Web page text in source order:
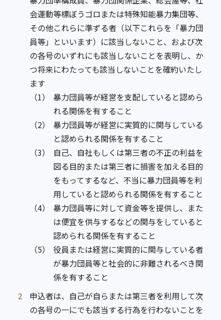
会運動等標ぼうゴロまたは特殊知能暴力集団等、
その他これらに準ずる者（以下これらを「暴力団
員等」といいます）に該当しないこと、および次
の各号のいずれにも該当しないことを表明し、か
つ将来にわたっても該当しないことを確約いたし
ます
（1）
暴力団員等が経営を支配していると認めら
れる関係を有すること
（2）
暴力団員等が経営に実質的に関与している
と認められる関係を有すること
（3）
自己、自社もしくは第三者の不正の利益を
図る目的または第三者に損害を加える目的
をもってするなど、不当に暴力団員等を利
用していると認められる関係を有すること
（4）
暴力団員等に対して資金等を提供し、また
は便宜を供与するなどの関与をしていると
認められる関係を有すること
（5）
役員または経営に実質的に関与している者
が暴力団員等と社会的に非難されるべき関
係を有すること
2
申込者は、自己が自らまたは第三者を利用して次
の各号の一にでも該当する行為を行わないことを